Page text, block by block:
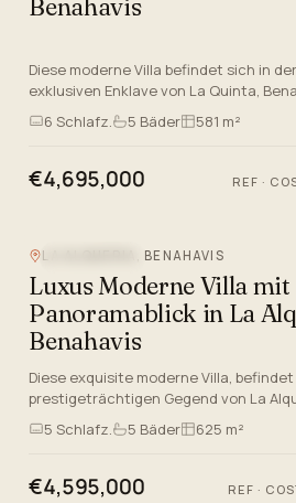
Diese moderne Villa befindet sich in der
exklusiven Enklave von La Quinta,
Malaga und bietet einen erstklassigen
an der Costa del Sol. Mi…
6 Schlafz. 5 Bäder 581 m²
€4,695,000 REF ·
LA ALQUERIA, BENAHAVIS
Luxus Moderne Villa mit
Panoramablick in La
Benahavis
Diese exquisite moderne Villa,
prestigeträchtigen Gegend von La
Benahavis, Malaga, verkörpert Luxus
Costa del Sol.…
5 Schlafz. 5 Bäder 625 m²
€4,595,000 REF ·